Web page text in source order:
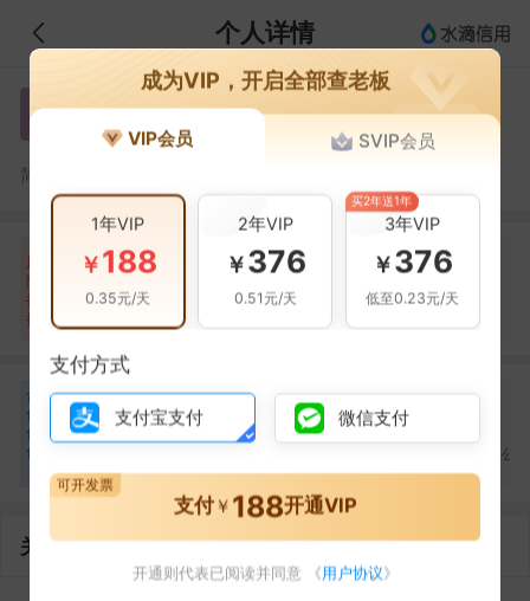
个人详情
吴 吴胜
简介：
风
险
扫
描
自身风险
暂无风险
关联风险
开庭公告(1条)
提示信息
当前企业(0条)
合
作
伙
伴
刘 刘文成
合作1次
贵州万方信息科技有限
王 合作1次
贵州万豪影视传媒有限
杜 杜思思
广州昊佳投资有限公司
关联企业
成为VIP，开启全部查老板
VIP会员 SVIP会员
1年VIP
￥188
0.35元/天
2年VIP
￥376
0.51元/天
3年VIP
￥376
低至0.23元/天
买2年送1年
支付方式
支付宝支付 微信支付
支付￥ 188开通VIP
可开发票
开通则代表已阅读并同意 《用户协议》